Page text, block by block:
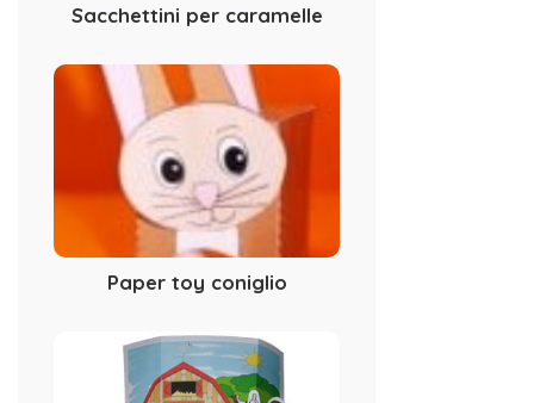
Sacchettini per caramelle
Paper toy coniglio